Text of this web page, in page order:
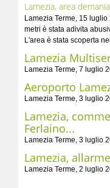
Lamezia, area
Lamezia Terme, 15
metri è stata adivita
L'area è stata scoperta
Lamezia
Lamezia Terme, 7 luglio
Aeroporto
Lamezia Terme, 3 luglio
Lamezia,
Ferlaino...
Lamezia Terme, 3 luglio
Lamezia,
Lamezia Terme, 2 luglio